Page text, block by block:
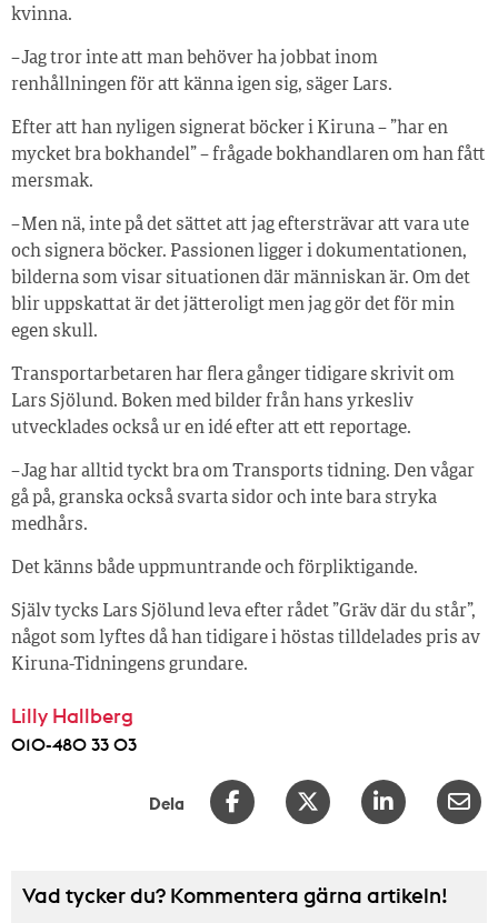
kvinna.
– Jag tror inte att man behöver ha jobbat inom
renhållningen för att känna igen sig, säger Lars.
Efter att han nyligen signerat böcker i Kiruna – ”har en
mycket bra bokhandel” – frågade bokhandlaren om han fått
mersmak.
– Men nä, inte på det sättet att jag eftersträvar att vara ute
och signera böcker. Passionen ligger i dokumentationen,
bilderna som visar situationen där människan är. Om det
blir uppskattat är det jätteroligt men jag gör det för min
egen skull.
Transportarbetaren har flera gånger tidigare skrivit om
Lars Sjölund. Boken med bilder från hans yrkesliv
utvecklades också ur en idé efter att ett reportage.
– Jag har alltid tyckt bra om Transports tidning. Den vågar
gå på, granska också svarta sidor och inte bara stryka
medhårs.
Det känns både uppmuntrande och förpliktigande.
Själv tycks Lars Sjölund leva efter rådet ”Gräv där du står”,
något som lyftes då han tidigare i höstas tilldelades pris av
Kiruna-Tidningens grundare.
Lilly Hallberg
010-480 33 03
Dela
Vad tycker du? Kommentera gärna artikeln!